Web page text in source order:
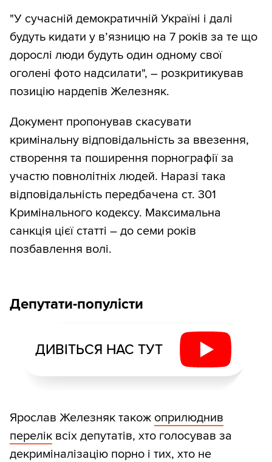
"У сучасній демократичній Україні і далі
будуть кидати у вʼязницю на 7 років за те що
дорослі люди будуть один одному свої
оголені фото надсилати", – розкритикував
позицію нардепів Железняк.
Документ пропонував скасувати
кримінальну відповідальність за ввезення,
створення та поширення порнографії за
участю повнолітніх людей. Наразі така
відповідальність передбачена ст. 301
Кримінального кодексу. Максимальна
санкція цієї статті – до семи років
позбавлення волі.
Депутати-популісти
ДИВІТЬСЯ НАС ТУТ
Ярослав Железняк також оприлюднив
перелік всіх депутатів, хто голосував за
декриміналізацію порно і тих, хто не